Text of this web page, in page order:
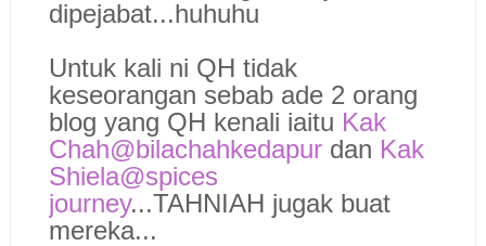
dipejabat...huhuhu
Untuk kali ni QH tidak
keseorangan sebab ade 2 orang
blog yang QH kenali iaitu Kak
Chah@bilachahkedapurdan Kak
Shiela@spices
journey...TAHNIAH jugak buat
mereka...